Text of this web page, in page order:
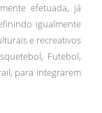
efetuada, já
igualmente
e recreativos
Futebol,
para integrarem